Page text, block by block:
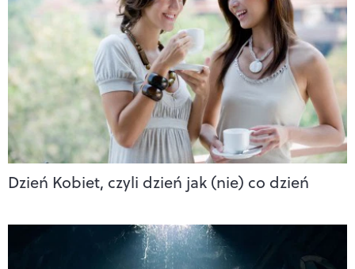
Dzień Kobiet, czyli dzień jak (nie) co dzień